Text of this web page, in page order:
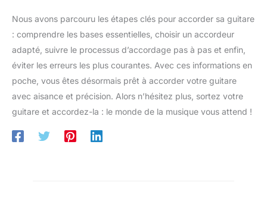
Nous avons parcouru les étapes clés pour accorder sa guitare
: comprendre les bases essentielles, choisir un accordeur
adapté, suivre le processus d’accordage pas à pas et enfin,
éviter les erreurs les plus courantes. Avec ces informations en
poche, vous êtes désormais prêt à accorder votre guitare
avec aisance et précision. Alors n’hésitez plus, sortez votre
guitare et accordez-la : le monde de la musique vous attend !